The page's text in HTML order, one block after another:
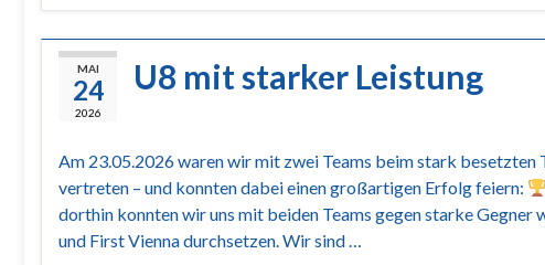
MAI
24
2026
U8 mit starker Leistung
Am 23.05.2026 waren wir mit zwei Teams beim stark besetzten
vertreten – und konnten dabei einen großartigen Erfolg feiern:
dorthin konnten wir uns mit beiden Teams gegen starke Gegner
und First Vienna durchsetzen. Wir sind …